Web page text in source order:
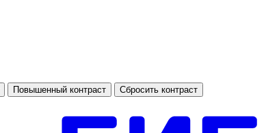
Повышенный контраст Сбросить контраст